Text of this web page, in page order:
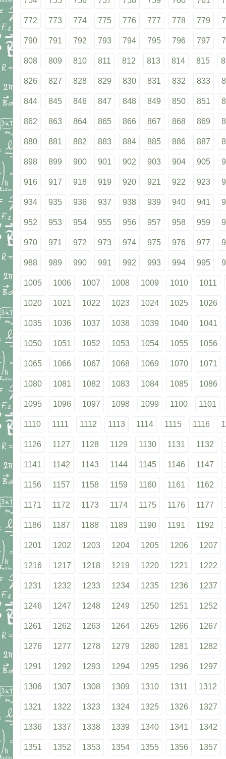
772 773 774 775 776 777 778 779
790 791 792 793 794 795 796 797
808 809 810 811 812 813 814 815
826 827 828 829 830 831 832 833
844 845 846 847 848 849 850 851
862 863 864 865 866 867 868 869
880 881 882 883 884 885 886 887
898 899 900 901 902 903 904 905
916 917 918 919 920 921 922 923
934 935 936 937 938 939 940 941
952 953 954 955 956 957 958 959
970 971 972 973 974 975 976 977
988 989 990 991 992 993 994 995
1005 1006 1007 1008 1009 1010 1011
1020 1021 1022 1023 1024 1025 1026
1035 1036 1037 1038 1039 1040 1041
1050 1051 1052 1053 1054 1055 1056
1065 1066 1067 1068 1069 1070 1071
1080 1081 1082 1083 1084 1085 1086
1095 1096 1097 1098 1099 1100 1101
1110 1111 1112 1113 1114 1115 1116
1126 1127 1128 1129 1130 1131 1132
1141 1142 1143 1144 1145 1146 1147
1156 1157 1158 1159 1160 1161 1162
1171 1172 1173 1174 1175 1176 1177
1186 1187 1188 1189 1190 1191 1192
1201 1202 1203 1204 1205 1206 1207
1216 1217 1218 1219 1220 1221 1222
1231 1232 1233 1234 1235 1236 1237
1246 1247 1248 1249 1250 1251 1252
1261 1262 1263 1264 1265 1266 1267
1276 1277 1278 1279 1280 1281 1282
1291 1292 1293 1294 1295 1296 1297
1306 1307 1308 1309 1310 1311 1312
1321 1322 1323 1324 1325 1326 1327
1336 1337 1338 1339 1340 1341 1342
1351 1352 1353 1354 1355 1356 1357